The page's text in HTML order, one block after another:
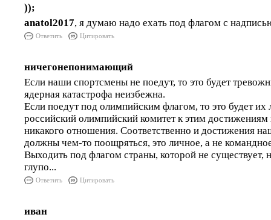
));
anatol2017, я думаю надо ехать под флагом с
Ответить Цитировать
ничегонепонимающий
Если наши спортсмены не поедут, то это будет
ядерная катастрофа неизбежна.
Если поедут под олимпийским флагом, то это будет их
российский олимпийский комитет к этим
никакого отношения. Соответственно и достижения
должны чем-то поощряться, это личное, а не
Выходить под флагом страны, которой не существует,
глупо...
Ответить Цитировать
иван